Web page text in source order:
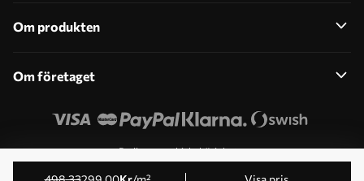
Om produkten
Om företaget
Redigera cookiebehörigheter
© 2011-2026 Uwalls . Alla rättigheter förbehållna. Drivs av